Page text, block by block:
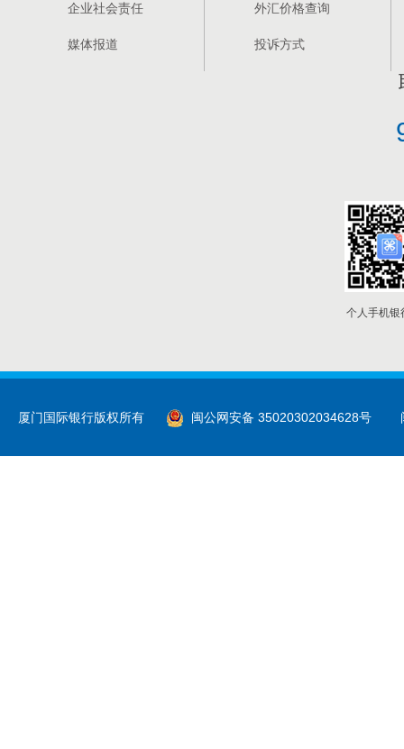
厦门国际银行例行性演练公告
厦门国际银行宁德分行关于宁德市区及县域网点恢
厦门国际银行莆田分行关于莆田市区及县域网点恢
厦门国际银行宁德分行关于宁德市区及县域网点暂
厦门国际银行关于开展“贸易外汇收支企业名录”登记
企业社会责任
媒体报道
外汇价格查询
投诉方式
个人手机银
厦门国际银行版权所有 闽公网安备 35020302034628号